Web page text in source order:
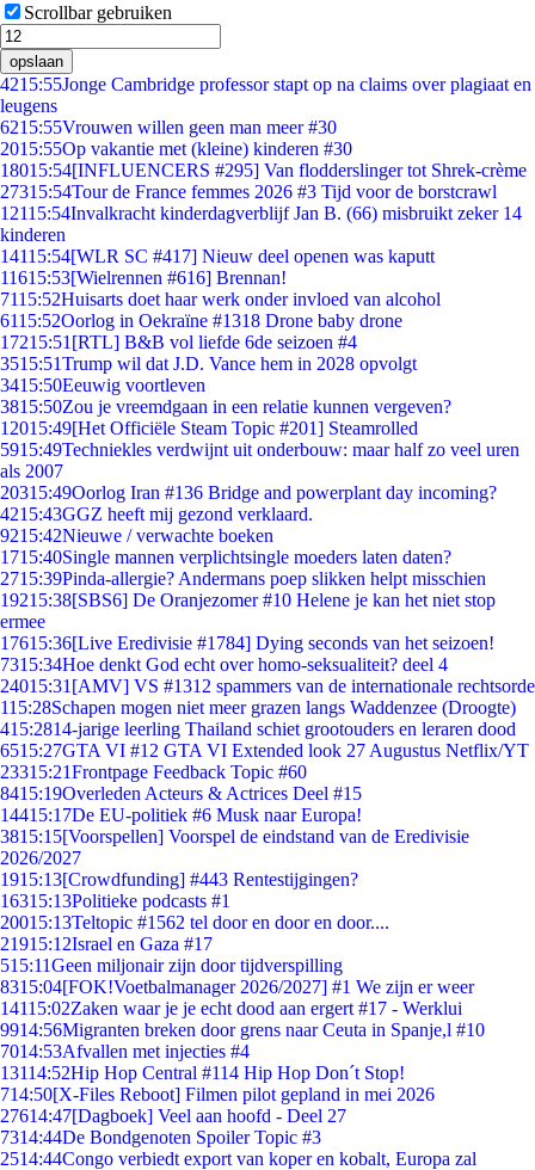
Scrollbar gebruiken
opslaan
4215:55Jonge Cambridge professor stapt op na claims over plagiaat en
leugens
6215:55Vrouwen willen geen man meer #30
2015:55Op vakantie met (kleine) kinderen #30
18015:54[INFLUENCERS #295] Van flodderslinger tot Shrek-crème
27315:54Tour de France femmes 2026 #3 Tijd voor de borstcrawl
12115:54Invalkracht kinderdagverblijf Jan B. (66) misbruikt zeker 14
kinderen
14115:54[WLR SC #417] Nieuw deel openen was kaputt
11615:53[Wielrennen #616] Brennan!
7115:52Huisarts doet haar werk onder invloed van alcohol
6115:52Oorlog in Oekraïne #1318 Drone baby drone
17215:51 [RTL] B&B vol liefde 6de seizoen #4
3515:51Trump wil dat J.D. Vance hem in 2028 opvolgt
3415:50Eeuwig voortleven
3815:50Zou je vreemdgaan in een relatie kunnen vergeven?
12015:49[Het Officiële Steam Topic #201] Steamrolled
5915:49Techniekles verdwijnt uit onderbouw: maar half zo veel uren
als 2007
20315:49Oorlog Iran #136 Bridge and powerplant day incoming?
4215:43GGZ heeft mij gezond verklaard.
9215:42Nieuwe / verwachte boeken
1715:40Single mannen verplichtsingle moeders laten daten?
2715:39Pinda-allergie? Andermans poep slikken helpt misschien
19215:38[SBS6] De Oranjezomer #10 Helene je kan het niet stop
ermee
17615:36[Live Eredivisie #1784] Dying seconds van het seizoen!
7315:34Hoe denkt God echt over homo-seksualiteit? deel 4
24015:31 [AMV] VS #1312 spammers van de internationale rechtsorde
115:28Schapen mogen niet meer grazen langs Waddenzee (Droogte)
415:2814-jarige leerling Thailand schiet grootouders en leraren dood
6515:27GTA VI #12 GTA VI Extended look 27 Augustus Netflix/YT
23315:21Frontpage Feedback Topic #60
8415:19Overleden Acteurs & Actrices Deel #15
14415:17De EU-politiek #6 Musk naar Europa!
3815:15[Voorspellen] Voorspel de eindstand van de Eredivisie
2026/2027
1915:13[Crowdfunding] #443 Rentestijgingen?
16315:13Politieke podcasts #1
20015:13Teltopic #1562 tel door en door en door....
21915:12Israel en Gaza #17
515:11Geen miljonair zijn door tijdverspilling
8315:04[FOK!Voetbalmanager 2026/2027] #1 We zijn er weer
14115:02Zaken waar je je echt dood aan ergert #17 - Werklui
9914:56Migranten breken door grens naar Ceuta in Spanje,l #10
7014:53Afvallen met injecties #4
13114:52Hip Hop Central #114 Hip Hop Don´t Stop!
714:50[X-Files Reboot] Filmen pilot gepland in mei 2026
27614:47[Dagboek] Veel aan hoofd - Deel 27
7314:44De Bondgenoten Spoiler Topic #3
2514:44Congo verbiedt export van koper en kobalt, Europa zal